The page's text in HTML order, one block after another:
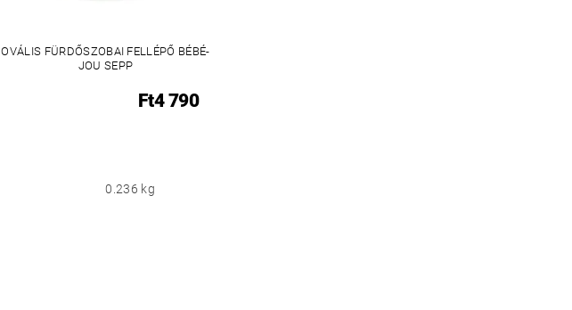
OVÁLIS FÜRDŐSZOBAI FELLÉPŐ BÉBÉ-
JOU SEPP
Ft4 790
0.236 kg